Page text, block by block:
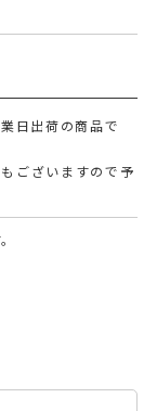
日出荷の商品で
ございますので予